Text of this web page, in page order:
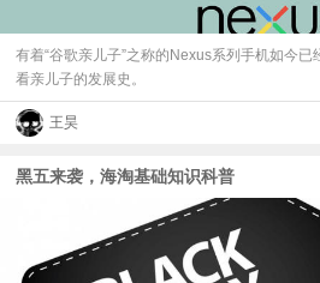
有着“谷歌亲儿子”之称的Nexus系列手机如今
看亲儿子的发展史。
王昊
黑五来袭，海淘基础知识科普